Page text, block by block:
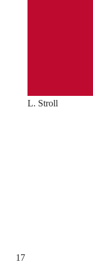
L. Stroll
17